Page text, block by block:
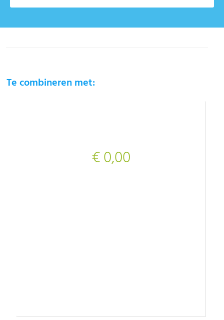
Te combineren met:
€ 0,00